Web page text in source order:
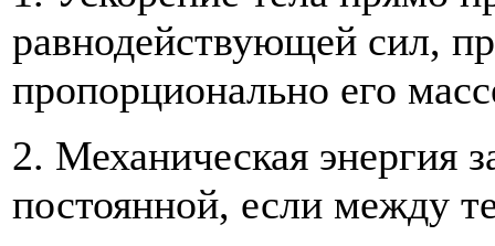
равнодействующей сил,
пропорционально его
2. Механическая энергия
постоянной, если между